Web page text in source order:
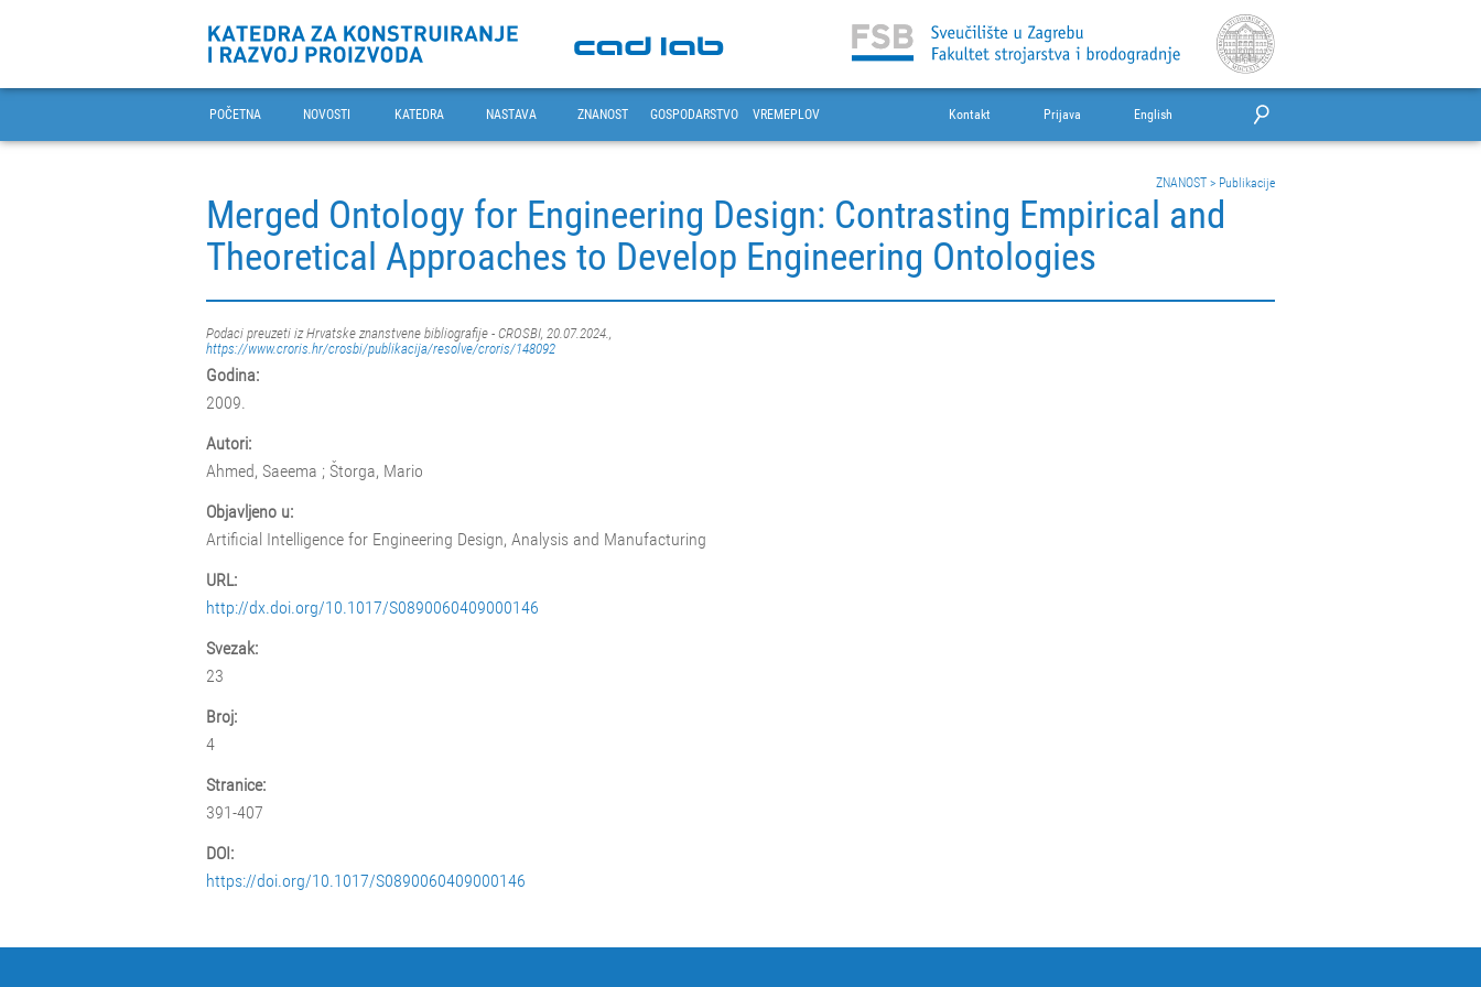
POČETNA NOVOSTI KATEDRA NASTAVA ZNANOST GOSPODARSTVO VREMEPLOV Kontakt Prijava English
ZNANOST > Publikacije
Merged Ontology for Engineering Design: Contrasting Empirical and
Theoretical Approaches to Develop Engineering Ontologies
Podaci preuzeti iz Hrvatske znanstvene bibliografije - CROSBI, 20.07.2024.,
https://www.croris.hr/crosbi/publikacija/resolve/croris/148092
Godina:
2009.
Autori:
Ahmed, Saeema ; Štorga, Mario
Objavljeno u:
Artificial Intelligence for Engineering Design, Analysis and Manufacturing
URL:
http://dx.doi.org/10.1017/S0890060409000146
Svezak:
23
Broj:
4
Stranice:
391-407
DOI:
https://doi.org/10.1017/S0890060409000146